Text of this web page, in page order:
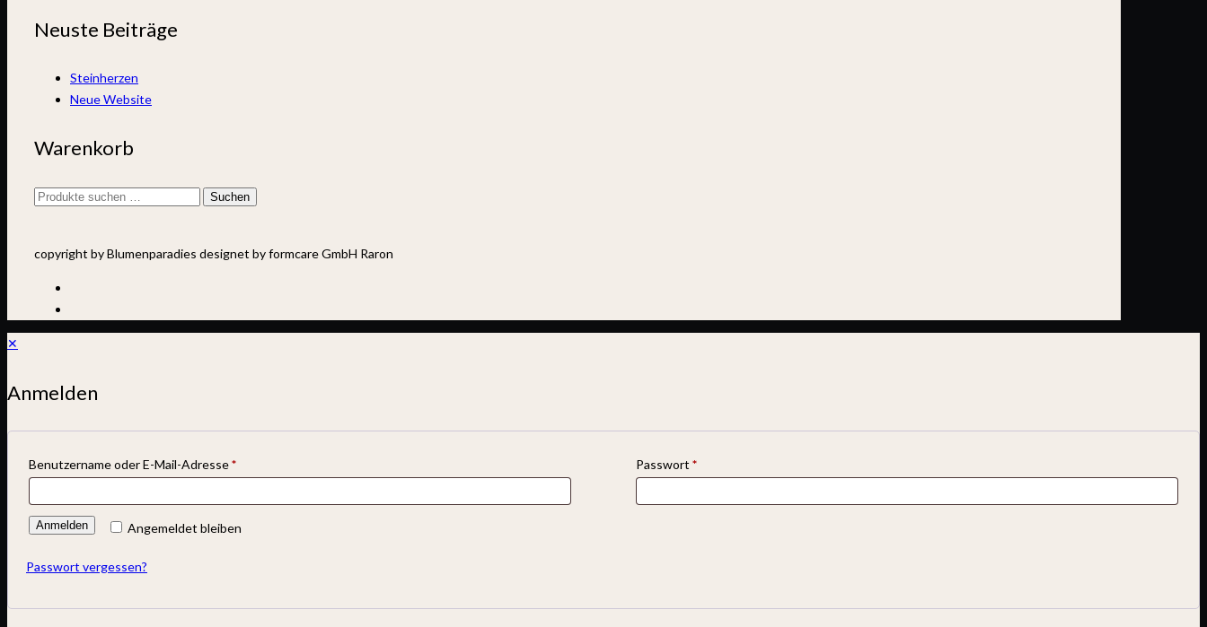
Neuste Beiträge
Steinherzen
Neue Website
Warenkorb
Suchen
Suchen
copyright by Blumenparadies designet by formcare GmbH Raron
✕
Anmelden
Benutzername oder E-Mail-Adresse* Passwort *
Angemeldet bleiben
Anmelden
Passwort vergessen?